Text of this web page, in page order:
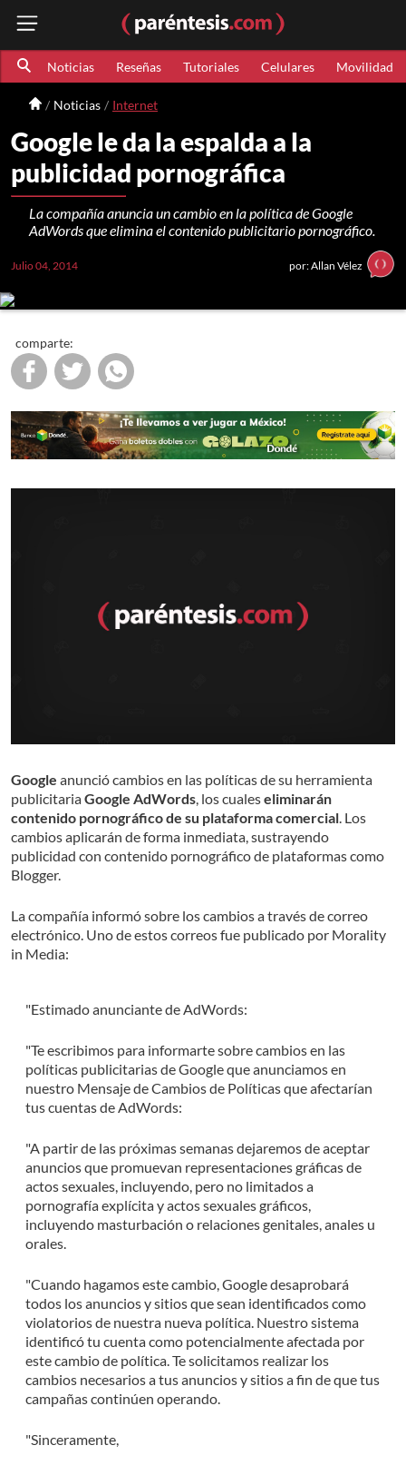
Noticias Reseñas Tutoriales Celulares Movilidad
Noticias Internet
Google le da la espalda a la
publicidad pornográfica
La compañía anuncia un cambio en la política de Google
AdWords que elimina el contenido publicitario pornográfico.
Julio 04, 2014 por: Allan Vélez
comparte:
Google anunció cambios en las políticas de su herramienta
publicitariaGoogle AdWords, los cualeseliminarán
contenido pornográfico de su plataforma comercial. Los
cambios aplicarán de forma inmediata, sustrayendo
publicidad con contenido pornográfico de plataformas como
Blogger.
La compañía informó sobre los cambios a través de correo
electrónico. Uno de estos correos fue publicado por Morality
in Media:
"Estimado anunciante de AdWords:
"Te escribimos para informarte sobre cambios en las
políticas publicitarias de Google que anunciamos en
nuestro Mensaje de Cambios de Políticas que afectarían
tus cuentas de AdWords:
"A partir de las próximas semanas dejaremos de aceptar
anuncios que promuevan representaciones gráficas de
actos sexuales, incluyendo, pero no limitados a
pornografía explícita y actos sexuales gráficos,
incluyendo masturbación o relaciones genitales, anales u
orales.
"Cuando hagamos este cambio, Google desaprobará
todos los anuncios y sitios que sean identificados como
violatorios de nuestra nueva política. Nuestro sistema
identificó tu cuenta como potencialmente afectada por
este cambio de política. Te solicitamos realizar los
cambios necesarios a tus anuncios y sitios a fin de que tus
campañas continúen operando.
"Sinceramente,